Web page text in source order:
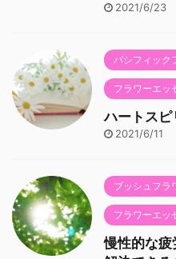
2021/6/23
パシフィック
フラワーエッ
ハートス
2021/6/11
ブッシュフラ
フラワーエッ
慢性的な